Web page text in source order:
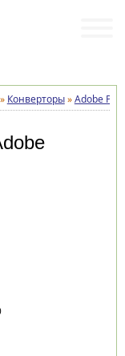
» Конверторы»Adobe